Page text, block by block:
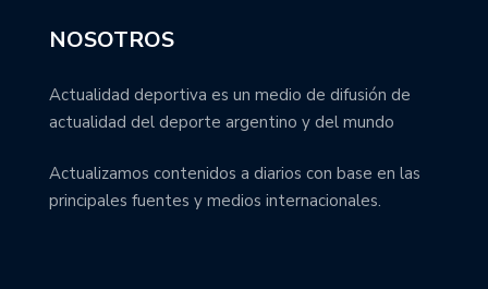
NOSOTROS
Actualidad deportiva es un medio de difusión de
actualidad del deporte argentino y del mundo
Actualizamos contenidos a diarios con base en las
principales fuentes y medios internacionales.